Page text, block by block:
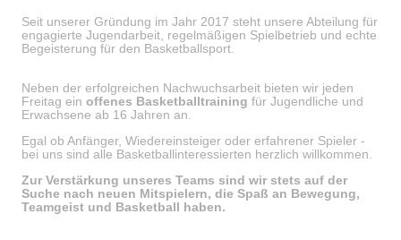
Seit unserer Gründung im Jahr 2017 steht unsere Abteilung für
engagierte Jugendarbeit, regelmäßigen Spielbetrieb und echte
Begeisterung für den Basketballsport.
Neben der erfolgreichen Nachwuchsarbeit bieten wir jeden
Freitag ein offenes Basketballtraining für Jugendliche und
Erwachsene ab 16 Jahren an.
Egal ob Anfänger, Wiedereinsteiger oder erfahrener Spieler -
bei uns sind alle Basketballinteressierten herzlich willkommen.
Zur Verstärkung unseres Teams sind wir stets auf der
Suche nach neuen Mitspielern, die Spaß an Bewegung,
Teamgeist und Basketball haben.